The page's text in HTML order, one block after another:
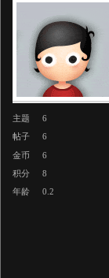
主题
6
帖子
6
金币
6
积分
8
年龄
0.2